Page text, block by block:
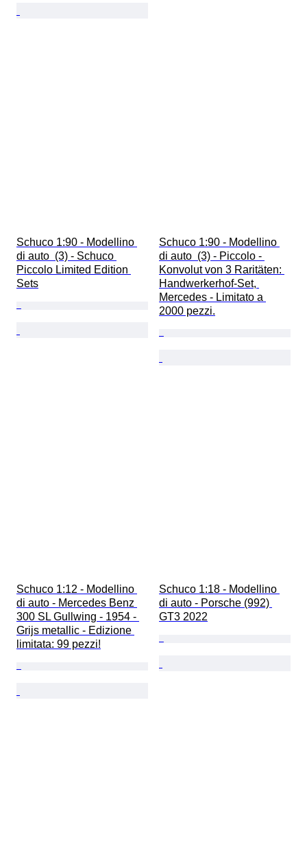
Schuco 1:90 - Modellino
di auto  (3) - Schuco
Piccolo Limited Edition
Sets
Schuco 1:90 - Modellino
di auto  (3) - Piccolo -
Konvolut von 3 Raritäten:
Handwerkerhof-Set,
Mercedes - Limitato a
2000 pezzi.
Schuco 1:12 - Modellino
di auto - Mercedes Benz
300 SL Gullwing - 1954 -
Grijs metallic - Edizione
limitata: 99 pezzi!
Schuco 1:18 - Modellino
di auto - Porsche (992)
GT3 2022